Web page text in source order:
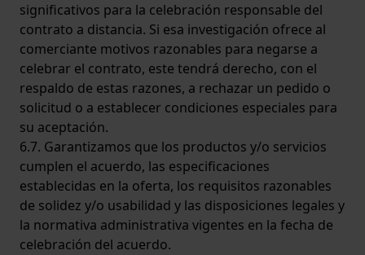
significativos para la celebración responsable del
contrato a distancia. Si esa investigación ofrece al
comerciante motivos razonables para negarse a
celebrar el contrato, este tendrá derecho, con el
respaldo de estas razones, a rechazar un pedido o
solicitud o a establecer condiciones especiales para
su aceptación.
6.7. Garantizamos que los productos y/o servicios
cumplen el acuerdo, las especificaciones
establecidas en la oferta, los requisitos razonables
de solidez y/o usabilidad y las disposiciones legales y
la normativa administrativa vigentes en la fecha de
celebración del acuerdo.